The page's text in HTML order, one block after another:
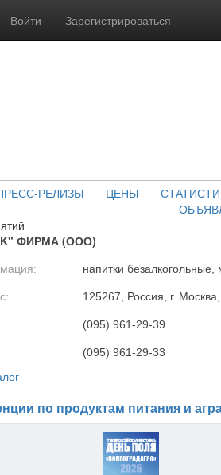
Войти Зарегистрироваться
РЕЛИЗЫ ЦЕНЫ
ФИРМА (ООО)
напитки
125267, Россия, г.
(095) 961-29-39
(095) 961-29-33
по продуктам питания и